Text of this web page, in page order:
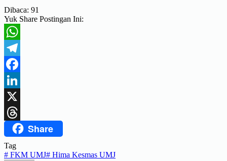
Dibaca: 91
Yuk Share Postingan Ini:
WhatsApp
Telegram
Facebook
LinkedIn
X
ThreadsShare
Tag
# FKM UMJ# Hima Kesmas UMJ